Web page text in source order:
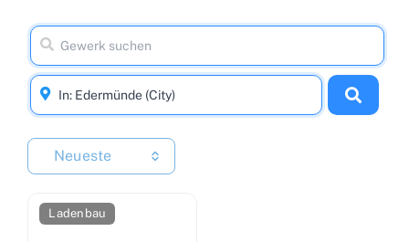
Neueste
Ladenbau